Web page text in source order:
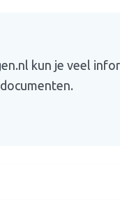
kun je veel